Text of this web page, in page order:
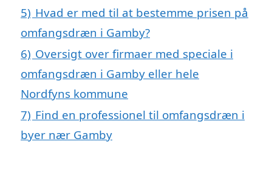
5) Hvad er med til at bestemme prisen på
omfangsdræn i Gamby?
6) Oversigt over firmaer med speciale i
omfangsdræn i Gamby eller hele
Nordfyns kommune
7) Find en professionel til omfangsdræn i
byer nær Gamby